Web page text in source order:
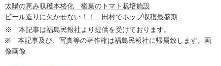
太陽の恵み収穫本格化 楢葉のトマト栽培施設
ビール造りに欠かせない！！ 田村でホップ収穫最盛期
※ 本記事は福島民報社より提供を受けております。
※ 本記事及び、写真等の著作権は福島民報社に帰属致します。画
像画像